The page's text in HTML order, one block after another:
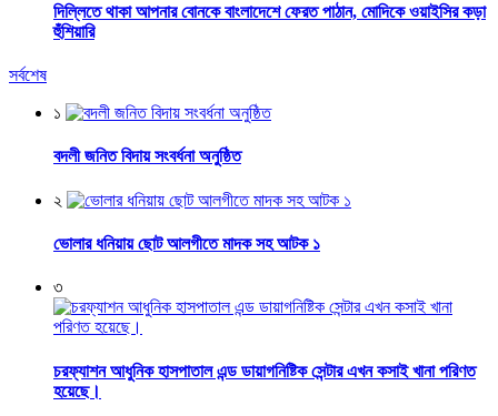
দিল্লিতে থাকা আপনার বোনকে বাংলাদেশে ফেরত পাঠান, মোদিকে ওয়াইসির কড়া
হুঁশিয়ারি
সর্বশেষ
১
বদলী জনিত বিদায় সংবর্ধনা অনুষ্ঠিত
২
ভোলার ধনিয়ায় ছোট আলগীতে মাদক সহ আটক ১
৩
চরফ্যাশন আধুনিক হাসপাতাল এন্ড ডায়াগনিষ্টিক সেন্টার এখন কসাই খানা পরিণত
হয়েছে।